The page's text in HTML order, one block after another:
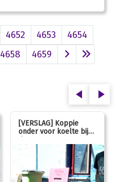
4652 4653
4654
4658 4659
[VERSLAG] Koppie
onder voor koelte bij